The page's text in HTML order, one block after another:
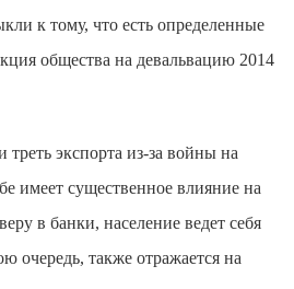
к тому, что есть определенные
общества на девальвацию 2014
экспорта из-за войны на
имеет существенное влияние на
в банки, население ведет себя
очередь, также отражается на